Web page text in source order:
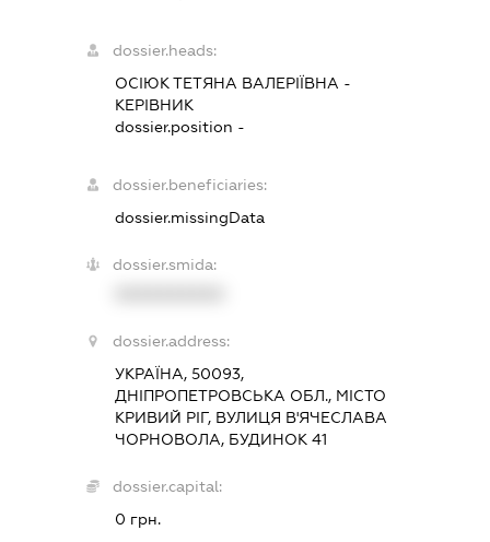
dossier.heads:
ОСІЮК ТЕТЯНА ВАЛЕРІЇВНА -
КЕРІВНИК
dossier.position -
dossier.beneficiaries:
dossier.missingData
dossier.smida:
dossier.address:
УКРАЇНА, 50093,
ДНІПРОПЕТРОВСЬКА ОБЛ., МІСТО
КРИВИЙ РІГ, ВУЛИЦЯ В'ЯЧЕСЛАВА
ЧОРНОВОЛА, БУДИНОК 41
dossier.capital:
0 грн.